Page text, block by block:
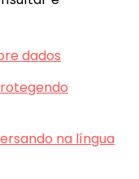
dados
na língua